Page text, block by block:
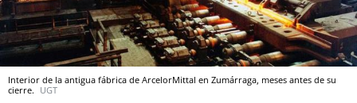
Interior de la antigua fábrica de ArcelorMittal en Zumárraga, meses antes de su
cierre. UGT